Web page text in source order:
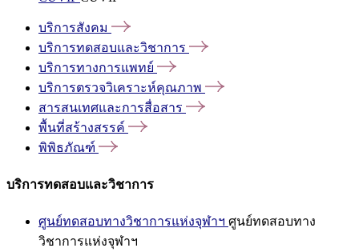
บริการสังคม
บริการทดสอบและวิชาการ
บริการทางการแพทย์
บริการตรวจวิเคราะห์คุณภาพ
สารสนเทศและการสื่อสาร
พื้นที่สร้างสรรค์
พิพิธภัณฑ์
บริการทดสอบและวิชาการ
ศูนย์ทดสอบทางวิชาการแห่งจุฬาฯ ศูนย์ทดสอบทาง
วิชาการแห่งจุฬาฯ